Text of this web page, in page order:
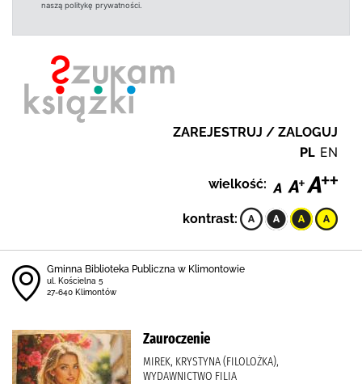
naszą politykę prywatności.
ZAREJESTRUJ / ZALOGUJ
PL EN
wielkość:
kontrast:
Gminna Biblioteka Publiczna w Klimontowie
ul. Kościelna 5
27-640 Klimontów
Zauroczenie
MIREK, KRYSTYNA (FILOLOŻKA),
WYDAWNICTWO FILIA